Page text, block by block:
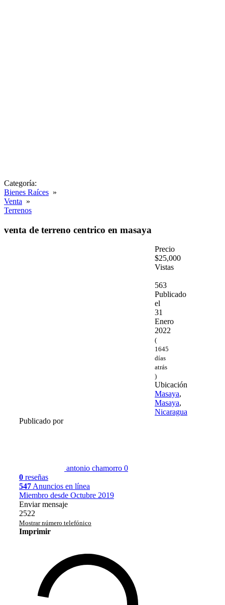
Categoría:
Bienes Raíces »
Venta »
Terrenos
venta de terreno centrico en masaya
Precio
$25,000
Vistas
563
Publicado
el
31
Enero
2022
(
1645
días
atrás
)
Ubicación
Masaya,
Masaya,
Nicaragua
Publicado por
antonio chamorro 0
0 reseñas
547 Anuncios en línea
Miembro desde Octubre 2019
Enviar mensaje
2522
Mostrar número telefónico
Imprimir